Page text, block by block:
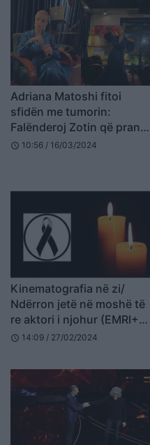
Adriana Matoshi fitoi
sfidën me tumorin:
Falënderoj Zotin që pranoi
lutjet tona, po kthehem
schedule 10:56 / 16/03/2024
Kinematografia në zi/
Ndërron jetë në moshë të
re aktori i njohur (EMRI+
FOTO)
schedule 14:09 / 27/02/2024